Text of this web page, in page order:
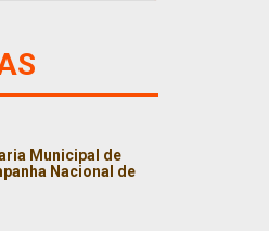
Municipal de
Nacional de